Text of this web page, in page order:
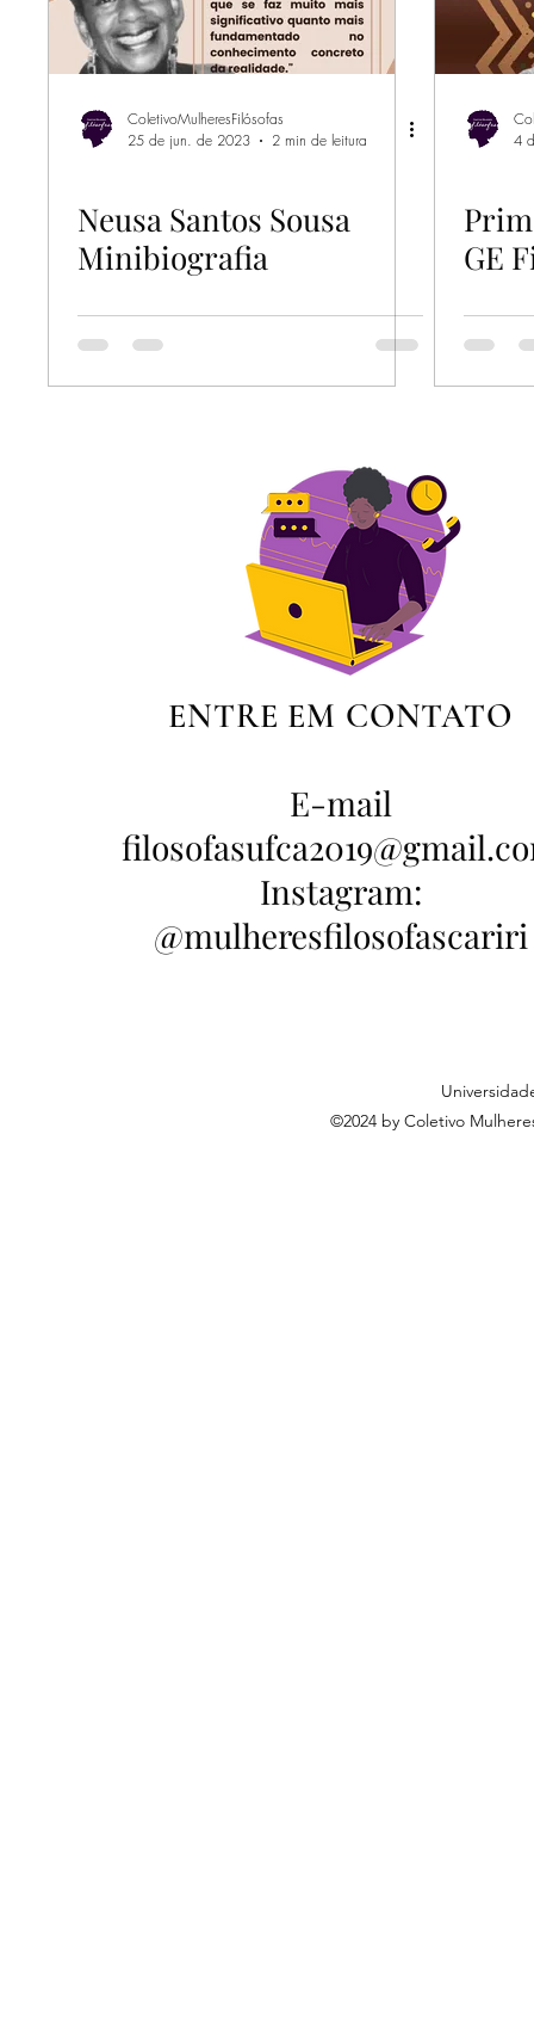
ColetivoMulheresFilósofas
25 de jun. de 2023
2 min de leitura
Neusa Santos Sousa
Minibiografia
4
GE
ENTRE EM CONTATO
E-mail
Instagram:
@mulheresfilosofascariri
©2024 by Coletivo